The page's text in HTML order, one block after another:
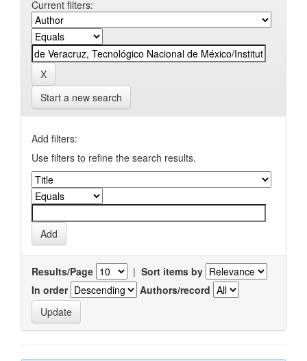
Current filters:
Start a new search
Add filters:
Use filters to refine the search results.
Results/Page | Sort items by
In order
Authors/record